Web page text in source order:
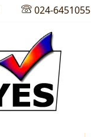
024-6451055